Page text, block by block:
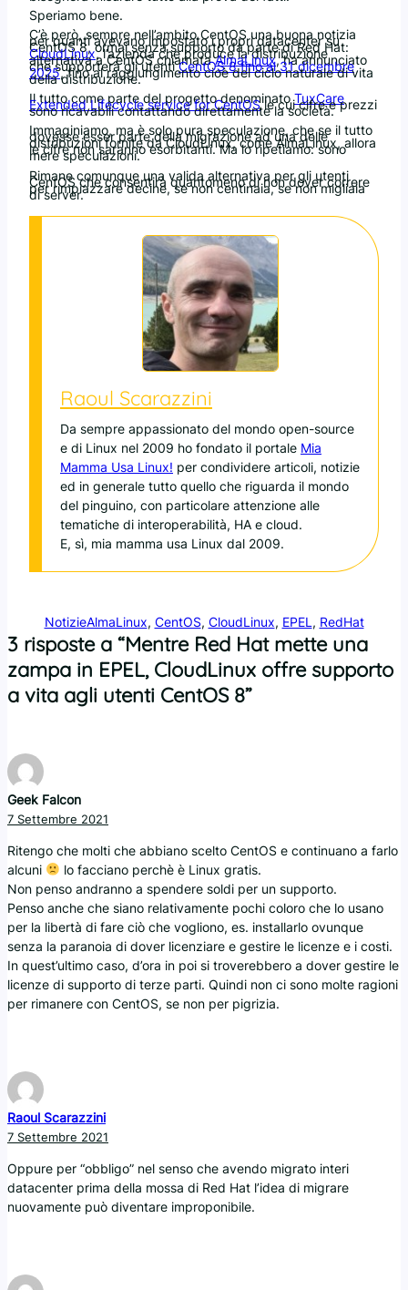
Speriamo bene.
C’è però, sempre nell’ambito CentOS una buona notizia
per quanti avevano impostato i propri datacenter su
CentOS 8, ormai senza supporto da parte di Red Hat:
CloudLinux, l’azienda che produce la distribuzione
alternativa a CentOS chiamataAlmaLinux, ha annunciato
che supporterà gli utentiCentOS 8 fino al 31 dicembre
2025, fino al raggiungimento cioè del ciclo naturale di vita
della distribuzione.
Il tutto come parte del progetto denominatoTuxCare
Extended Lifecycle service for CentOSle cui cifre e prezzi
sono ricavabili contattando direttamente la società.
Immaginiamo, ma è solo pura speculazione, che se il tutto
dovesse esser parte della migrazione ad una delle
distribuzioni fornite da CloudLinux, come AlmaLinux, allora
le cifre non saranno esorbitanti. Ma lo ripetiamo: sono
mere speculazioni.
Rimane comunque una valida alternativa per gli utenti
CentOS che consentirà quantomeno di non dover correre
per rimpiazzare decine, se non centinaia, se non migliaia
di server.
Raoul Scarazzini
Da sempre appassionato del mondo open-source
e di Linux nel 2009 ho fondato il portale Mia
Mamma Usa Linux! per condividere articoli, notizie
ed in generale tutto quello che riguarda il mondo
del pinguino, con particolare attenzione alle
tematiche di interoperabilità, HA e cloud.
E, sì, mia mamma usa Linux dal 2009.
NotizieAlmaLinux, CentOS, CloudLinux, EPEL, RedHat
3 risposte a “Mentre Red Hat mette una
zampa in EPEL, CloudLinux offre supporto
a vita agli utenti CentOS 8”
Geek Falcon
7 Settembre 2021
Ritengo che molti che abbiano scelto CentOS e continuano a farlo
alcuni
lo facciano perchè è Linux gratis.
Non penso andranno a spendere soldi per un supporto.
Penso anche che siano relativamente pochi coloro che lo usano
per la libertà di fare ciò che vogliono, es. installarlo ovunque
senza la paranoia di dover licenziare e gestire le licenze e i costi.
In quest’ultimo caso, d’ora in poi si troverebbero a dover gestire le
licenze di supporto di terze parti. Quindi non ci sono molte ragioni
per rimanere con CentOS, se non per pigrizia.
Raoul Scarazzini
7 Settembre 2021
Oppure per “obbligo” nel senso che avendo migrato interi
datacenter prima della mossa di Red Hat l’idea di migrare
nuovamente può diventare improponibile.